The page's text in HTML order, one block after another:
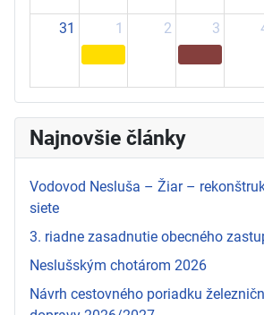
31 1 2 3
Najnovšie články
Vodovod Nesluša – Žiar –
siete
3. riadne zasadnutie obecného
Neslušským chotárom 2026
Návrh cestovného poriadku